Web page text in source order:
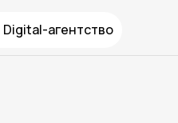
Digital-агентство